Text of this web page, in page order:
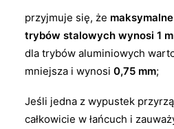
przyjmuje się, że
trybów stalowych wynosi 1
dla trybów aluminiowych
mniejsza i wynosi 0,75 mm;
Jeśli jedna z wypustek
całkowicie w łańcuch i